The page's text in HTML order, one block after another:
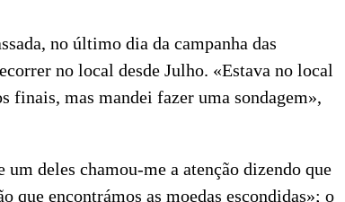
no último dia da campanha das
no local desde Julho. «Estava no local
finais, mas mandei fazer uma sondagem»,
deles chamou-me a atenção dizendo que
que encontrámos as moedas escondidas»; o